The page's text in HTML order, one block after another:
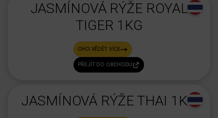
JASMÍNOVÁ RÝŽE ROYAL
TIGER 1KG
CHCI VĚDĚT VÍCE
PŘEJÍT DO OBCHODU
JASMÍNOVÁ RÝŽE THAI 1KG